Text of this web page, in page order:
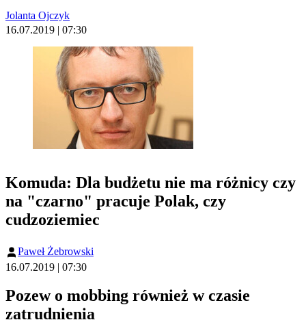
Jolanta Ojczyk
16.07.2019 | 07:30
Komuda: Dla budżetu nie ma różnicy czy
na "czarno" pracuje Polak, czy
cudzoziemiec
Paweł Żebrowski
16.07.2019 | 07:30
Pozew o mobbing również w czasie
zatrudnienia